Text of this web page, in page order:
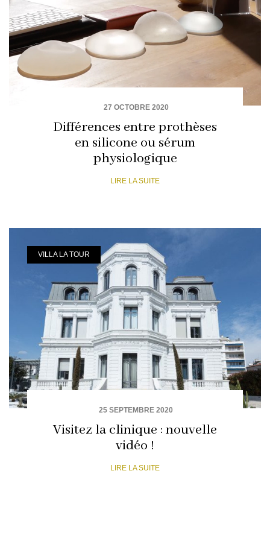
27 OCTOBRE 2020
Différences entre prothèses
en silicone ou sérum
physiologique
LIRE LA SUITE
VILLA LA TOUR
25 SEPTEMBRE 2020
Visitez la clinique : nouvelle
vidéo !
LIRE LA SUITE